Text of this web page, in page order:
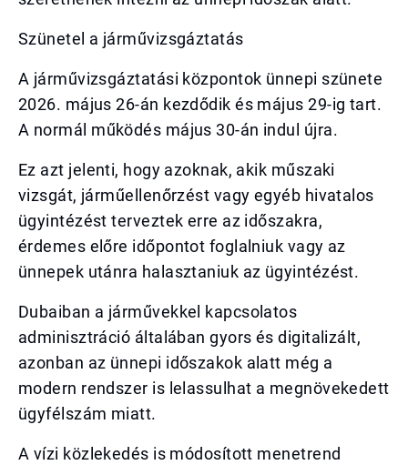
Szünetel a járművizsgáztatás
A járművizsgáztatási központok ünnepi szünete
2026. május 26-án kezdődik és május 29-ig tart.
A normál működés május 30-án indul újra.
Ez azt jelenti, hogy azoknak, akik műszaki
vizsgát, járműellenőrzést vagy egyéb hivatalos
ügyintézést terveztek erre az időszakra,
érdemes előre időpontot foglalniuk vagy az
ünnepek utánra halasztaniuk az ügyintézést.
Dubaiban a járművekkel kapcsolatos
adminisztráció általában gyors és digitalizált,
azonban az ünnepi időszakok alatt még a
modern rendszer is lelassulhat a megnövekedett
ügyfélszám miatt.
A vízi közlekedés is módosított menetrend